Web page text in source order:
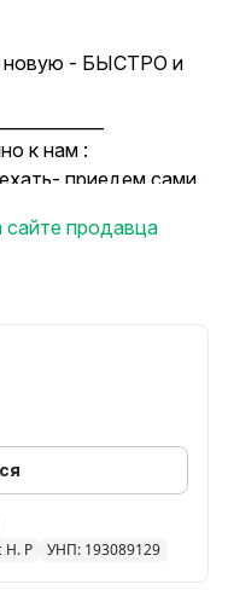
новую - БЫСТРО и
к нам :
приедем сами.
Pro Max/
12 Pro /iPhone 12 Pro
сайте продавца
Н. Р УНП: 193089129